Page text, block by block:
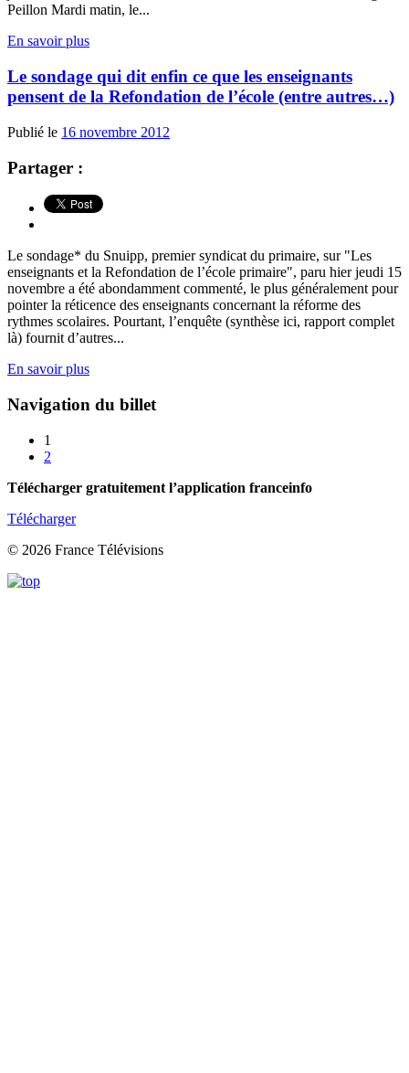
Peillon Mardi matin, le...
En savoir plus
Le sondage qui dit enfin ce que les enseignants
pensent de la Refondation de l’école (entre autres…)
Publié le 16 novembre 2012
Partager :
Le sondage* du Snuipp, premier syndicat du primaire, sur "Les
enseignants et la Refondation de l’école primaire", paru hier jeudi 15
novembre a été abondamment commenté, le plus généralement pour
pointer la réticence des enseignants concernant la réforme des
rythmes scolaires. Pourtant, l’enquête (synthèse ici, rapport complet
là) fournit d’autres...
En savoir plus
Navigation du billet
1
2
Télécharger gratuitement l’application franceinfo
Télécharger
© 2026 France Télévisions